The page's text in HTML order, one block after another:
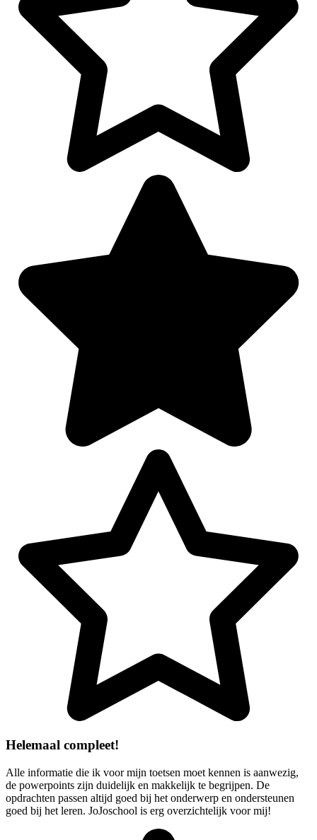
Helemaal compleet!
Alle informatie die ik voor mijn toetsen moet kennen is aanwezig,
de powerpoints zijn duidelijk en makkelijk te begrijpen. De
opdrachten passen altijd goed bij het onderwerp en ondersteunen
goed bij het leren. JoJoschool is erg overzichtelijk voor mij!